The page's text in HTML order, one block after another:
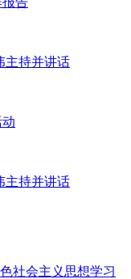
社会主义思想学习